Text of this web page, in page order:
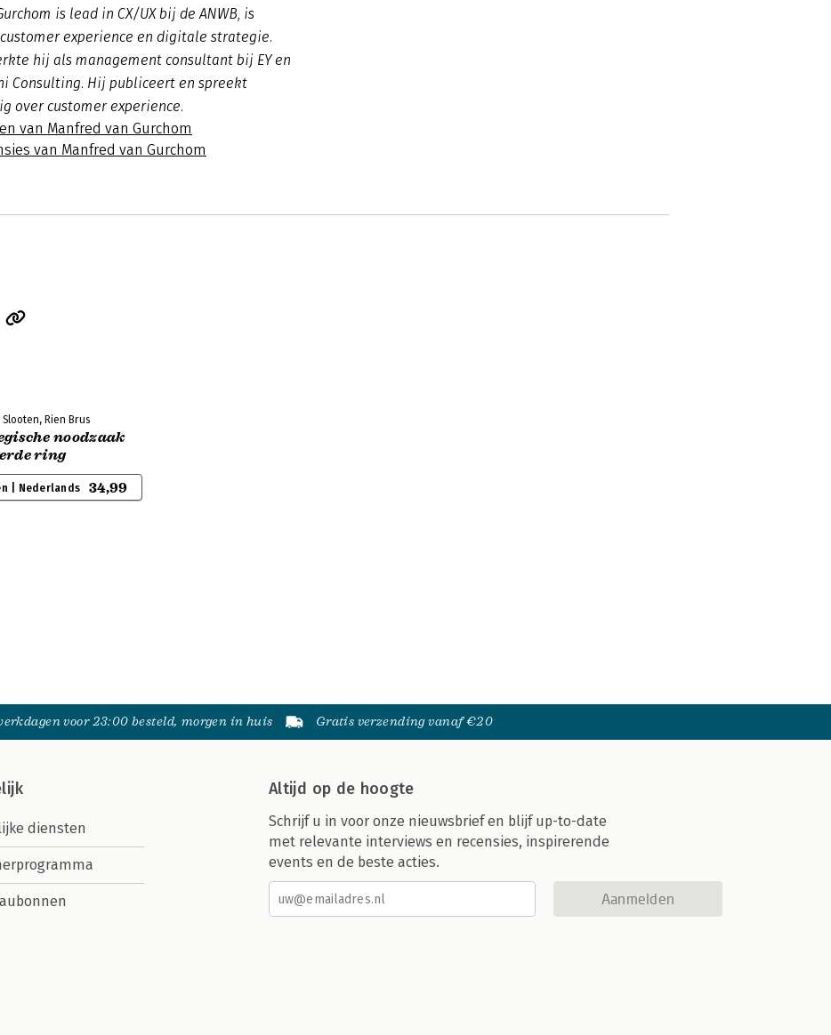
is lead in CX/UX bij de ANWB, is
experience en digitale strategie.
hij als management consultant bij EY en
Consulting. Hij publiceert en spreekt
over customer experience.
van Manfred van Gurchom
van Manfred van Gurchom
Rien Brus
noodzaak
ring
| Nederlands 34,99
voor 23:00 besteld, morgen in huis Gratis verzending vanaf €20
diensten
Altijd op de hoogte
Schrijf u in voor onze nieuwsbrief en blijf up-to-date
met relevante interviews en recensies, inspirerende
events en de beste acties.
Aanmelden